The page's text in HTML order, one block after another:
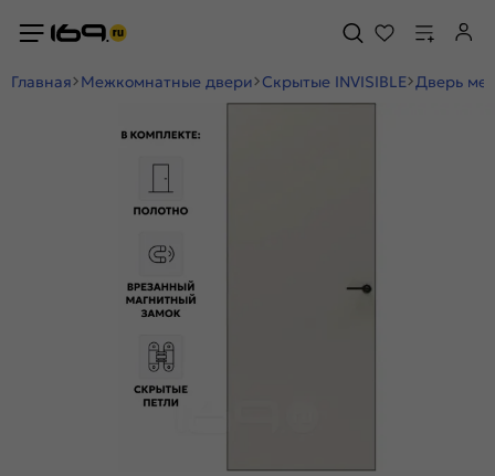
Главная Межкомнатные двери Скрытые INVISIBLE Дверь